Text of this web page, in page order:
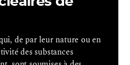
de par leur nature ou en
des substances